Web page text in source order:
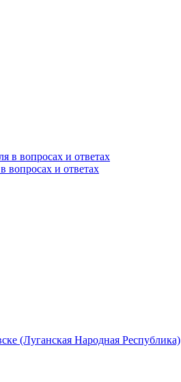
вопросах и ответах
(Луганская Народная Республика)